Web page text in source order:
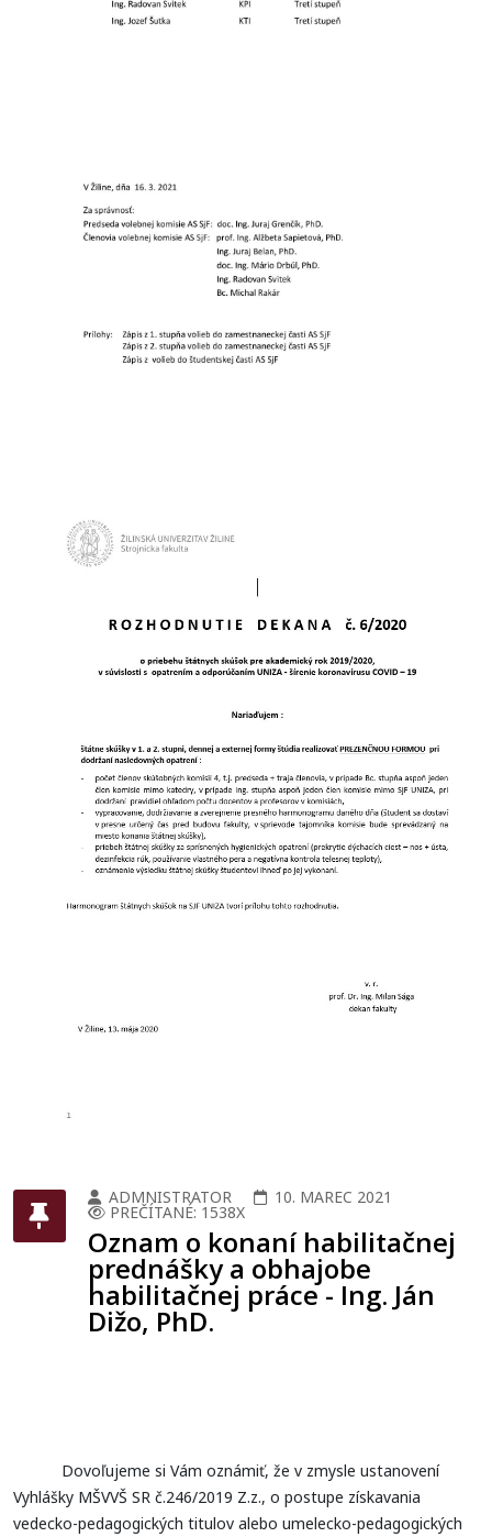
ADMNISTRATOR 10. MAREC 2021
PREČÍTANÉ: 1538X
Oznam o konaní habilitačnej
prednášky a obhajobe
habilitačnej práce - Ing. Ján
Dižo, PhD.
Dovoľujeme si Vám oznámiť, že v zmysle ustanovení
Vyhlášky MŠVVŠ SR č.246/2019 Z.z., o postupe získavania
vedecko-pedagogických titulov alebo umelecko-pedagogických